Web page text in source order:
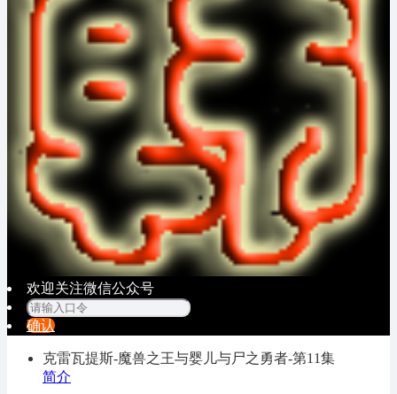
欢迎关注微信公众号
确认
克雷瓦提斯-魔兽之王与婴儿与尸之勇者-第11集
简介